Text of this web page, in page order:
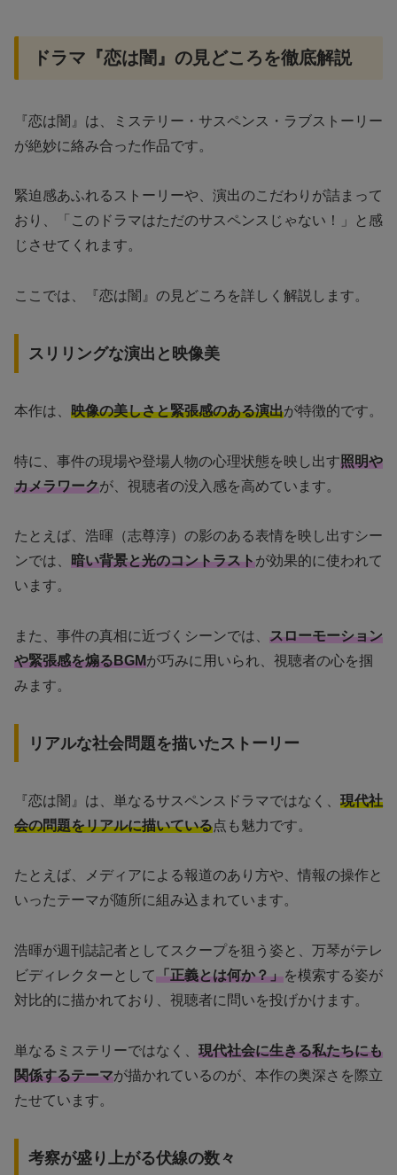
ドラマ『恋は闇』の見どころを徹底解説
『恋は闇』は、ミステリー・サスペンス・ラブストーリー
が絶妙に絡み合った作品です。
緊迫感あふれるストーリーや、演出のこだわりが詰まって
おり、「このドラマはただのサスペンスじゃない！」と感
じさせてくれます。
ここでは、『恋は闇』の見どころを詳しく解説します。
スリリングな演出と映像美
本作は、 映像の美しさと緊張感のある演出が特徴的です。
特に、事件の現場や登場人物の心理状態を映し出す照明や
カメラワークが、視聴者の没入感を高めています。
たとえば、浩暉（志尊淳）の影のある表情を映し出すシー
ンでは、 暗い背景と光のコントラストが効果的に使われて
います。
また、事件の真相に近づくシーンでは、 スローモーション
や緊張感を煽るBGM が巧みに用いられ、視聴者の心を掴
みます。
リアルな社会問題を描いたストーリー
『恋は闇』は、単なるサスペンスドラマではなく、 現代社
会の問題をリアルに描いている点も魅力です。
たとえば、メディアによる報道のあり方や、情報の操作と
いったテーマが随所に組み込まれています。
浩暉が週刊誌記者としてスクープを狙う姿と、万琴がテレ
ビディレクターとして「正義とは何か？」を模索する姿が
対比的に描かれており、視聴者に問いを投げかけます。
単なるミステリーではなく、 現代社会に生きる私たちにも
関係するテーマが描かれているのが、本作の奥深さを際立
たせています。
考察が盛り上がる伏線の数々